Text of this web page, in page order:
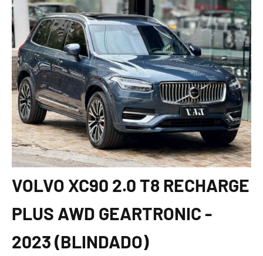
VOLVO XC90 2.0 T8 RECHARGE
PLUS AWD GEARTRONIC -
2023 (BLINDADO)